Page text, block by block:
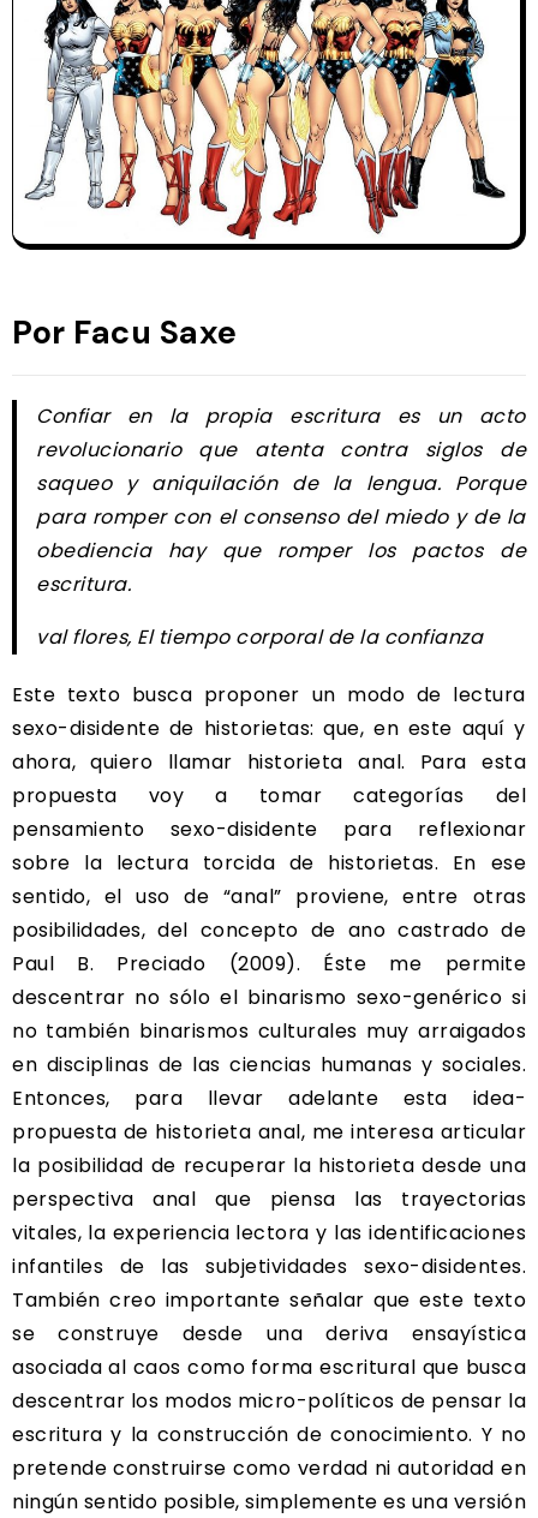
Por Facu Saxe
Confiar en la propia escritura es un acto
revolucionario que atenta contra siglos de
saqueo y aniquilación de la lengua. Porque
para romper con el consenso del miedo y de la
obediencia hay que romper los pactos de
escritura.
val flores, El tiempo corporal de la confianza
Este texto busca proponer un modo de lectura
sexo-disidente de historietas: que, en este aquí y
ahora, quiero llamar historieta anal. Para esta
propuesta voy a tomar categorías del
pensamiento sexo-disidente para reflexionar
sobre la lectura torcida de historietas. En ese
sentido, el uso de “anal” proviene, entre otras
posibilidades, del concepto de ano castrado de
Paul B. Preciado (2009). Éste me permite
descentrar no sólo el binarismo sexo-genérico si
no también binarismos culturales muy arraigados
en disciplinas de las ciencias humanas y sociales.
Entonces, para llevar adelante esta idea-
propuesta de historieta anal, me interesa articular
la posibilidad de recuperar la historieta desde una
perspectiva anal que piensa las trayectorias
vitales, la experiencia lectora y las identificaciones
infantiles de las subjetividades sexo-disidentes.
También creo importante señalar que este texto
se construye desde una deriva ensayística
asociada al caos como forma escritural que busca
descentrar los modos micro-políticos de pensar la
escritura y la construcción de conocimiento. Y no
pretende construirse como verdad ni autoridad en
ningún sentido posible, simplemente es una versión